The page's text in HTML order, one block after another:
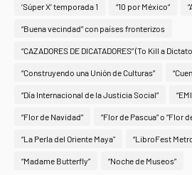
‘Súper X’ temporada 1 “10 por México”
“Buena vecindad” con países fronterizos
“CAZADORES DE DICATADORES” (To Kill a
“Construyendo una Unión de Culturas”
“Día Internacional de la Justicia Social”
“Flor de Navidad” “Flor de Pascua” o “Flor
“La Perla del Oriente Maya" “LibroFest
“Madame Butterfly” “Noche de Museos”